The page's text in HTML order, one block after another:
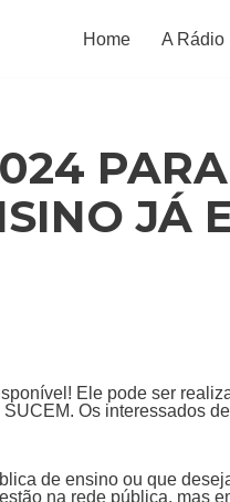
Home A Rádio
PARA
JÁ
Ele pode ser
Os interessados
de ensino ou que
na rede pública, mas